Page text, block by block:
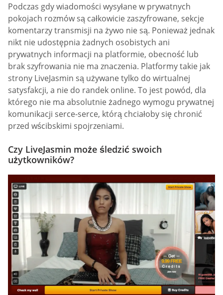
Podczas gdy wiadomości wysyłane w prywatnych
pokojach rozmów są całkowicie zaszyfrowane, sekcje
komentarzy transmisji na żywo nie są. Ponieważ jednak
nikt nie udostępnia żadnych osobistych ani
prywatnych informacji na platformie, obecność lub
brak szyfrowania nie ma znaczenia. Platformy takie jak
strony LiveJasmin są używane tylko do wirtualnej
satysfakcji, a nie do randek online. To jest powód, dla
którego nie ma absolutnie żadnego wymogu prywatnej
komunikacji serce-serce, którą chciałoby się chronić
przed wścibskimi spojrzeniami.
Czy LiveJasmin może śledzić swoich
użytkowników?